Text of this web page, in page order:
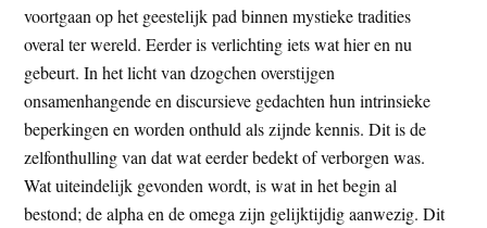
voortgaan op het geestelijk pad binnen mystieke tradities
overal ter wereld. Eerder is verlichting iets wat hier en nu
gebeurt. In het licht van dzogchen overstijgen
onsamenhangende en discursieve gedachten hun intrinsieke
beperkingen en worden onthuld als zijnde kennis. Dit is de
zelfonthulling van dat wat eerder bedekt of verborgen was.
Wat uiteindelijk gevonden wordt, is wat in het begin al
bestond; de alpha en de omega zijn gelijktijdig aanwezig. Dit